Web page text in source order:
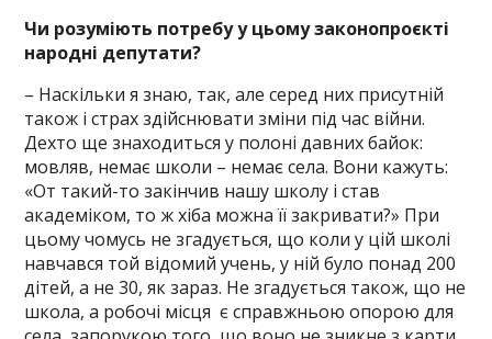
Чи розуміють потребу у цьому законопроєкті
народні депутати?
– Наскільки я знаю, так, але серед них присутній
також і страх здійснювати зміни під час війни.
Дехто ще знаходиться у полоні давних байок:
мовляв, немає школи – немає села. Вони кажуть:
«От такий-то закінчив нашу школу і став
академіком, то ж хіба можна її закривати?» При
цьому чомусь не згадується, що коли у цій школі
навчався той відомий учень, у ній було понад 200
дітей, а не 30, як зараз. Не згадується також, що не
школа, а робочі місця є справжньою опорою для